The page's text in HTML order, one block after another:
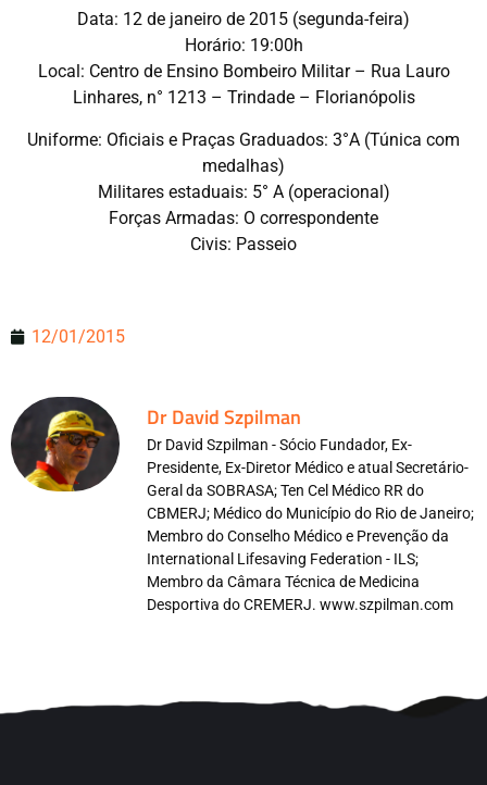
Data: 12 de janeiro de 2015 (segunda-feira)
Horário: 19:00h
Local: Centro de Ensino Bombeiro Militar – Rua Lauro
Linhares, n° 1213 – Trindade – Florianópolis
Uniforme: Oficiais e Praças Graduados: 3°A (Túnica com
medalhas)
Militares estaduais: 5° A (operacional)
Forças Armadas: O correspondente
Civis: Passeio
12/01/2015
Dr David Szpilman
Dr David Szpilman - Sócio Fundador, Ex-
Presidente, Ex-Diretor Médico e atual Secretário-
Geral da SOBRASA; Ten Cel Médico RR do
CBMERJ; Médico do Município do Rio de Janeiro;
Membro do Conselho Médico e Prevenção da
International Lifesaving Federation - ILS;
Membro da Câmara Técnica de Medicina
Desportiva do CREMERJ. www.szpilman.com